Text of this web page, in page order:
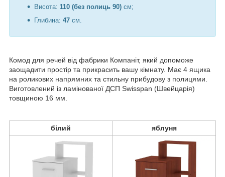
Висота: 110 (без полиць 90) см;
Глибина: 47 см.
Комод для речей від фабрики Компаніт, який допоможе
заощадити простір та прикрасить вашу кімнату. Має 4 ящика
на роликових напрямних та стильну прибудову з полицями.
Виготовлений із ламінованої ДСП Swisspan (Швейцарія)
товщиною 16 мм.
білий яблуня